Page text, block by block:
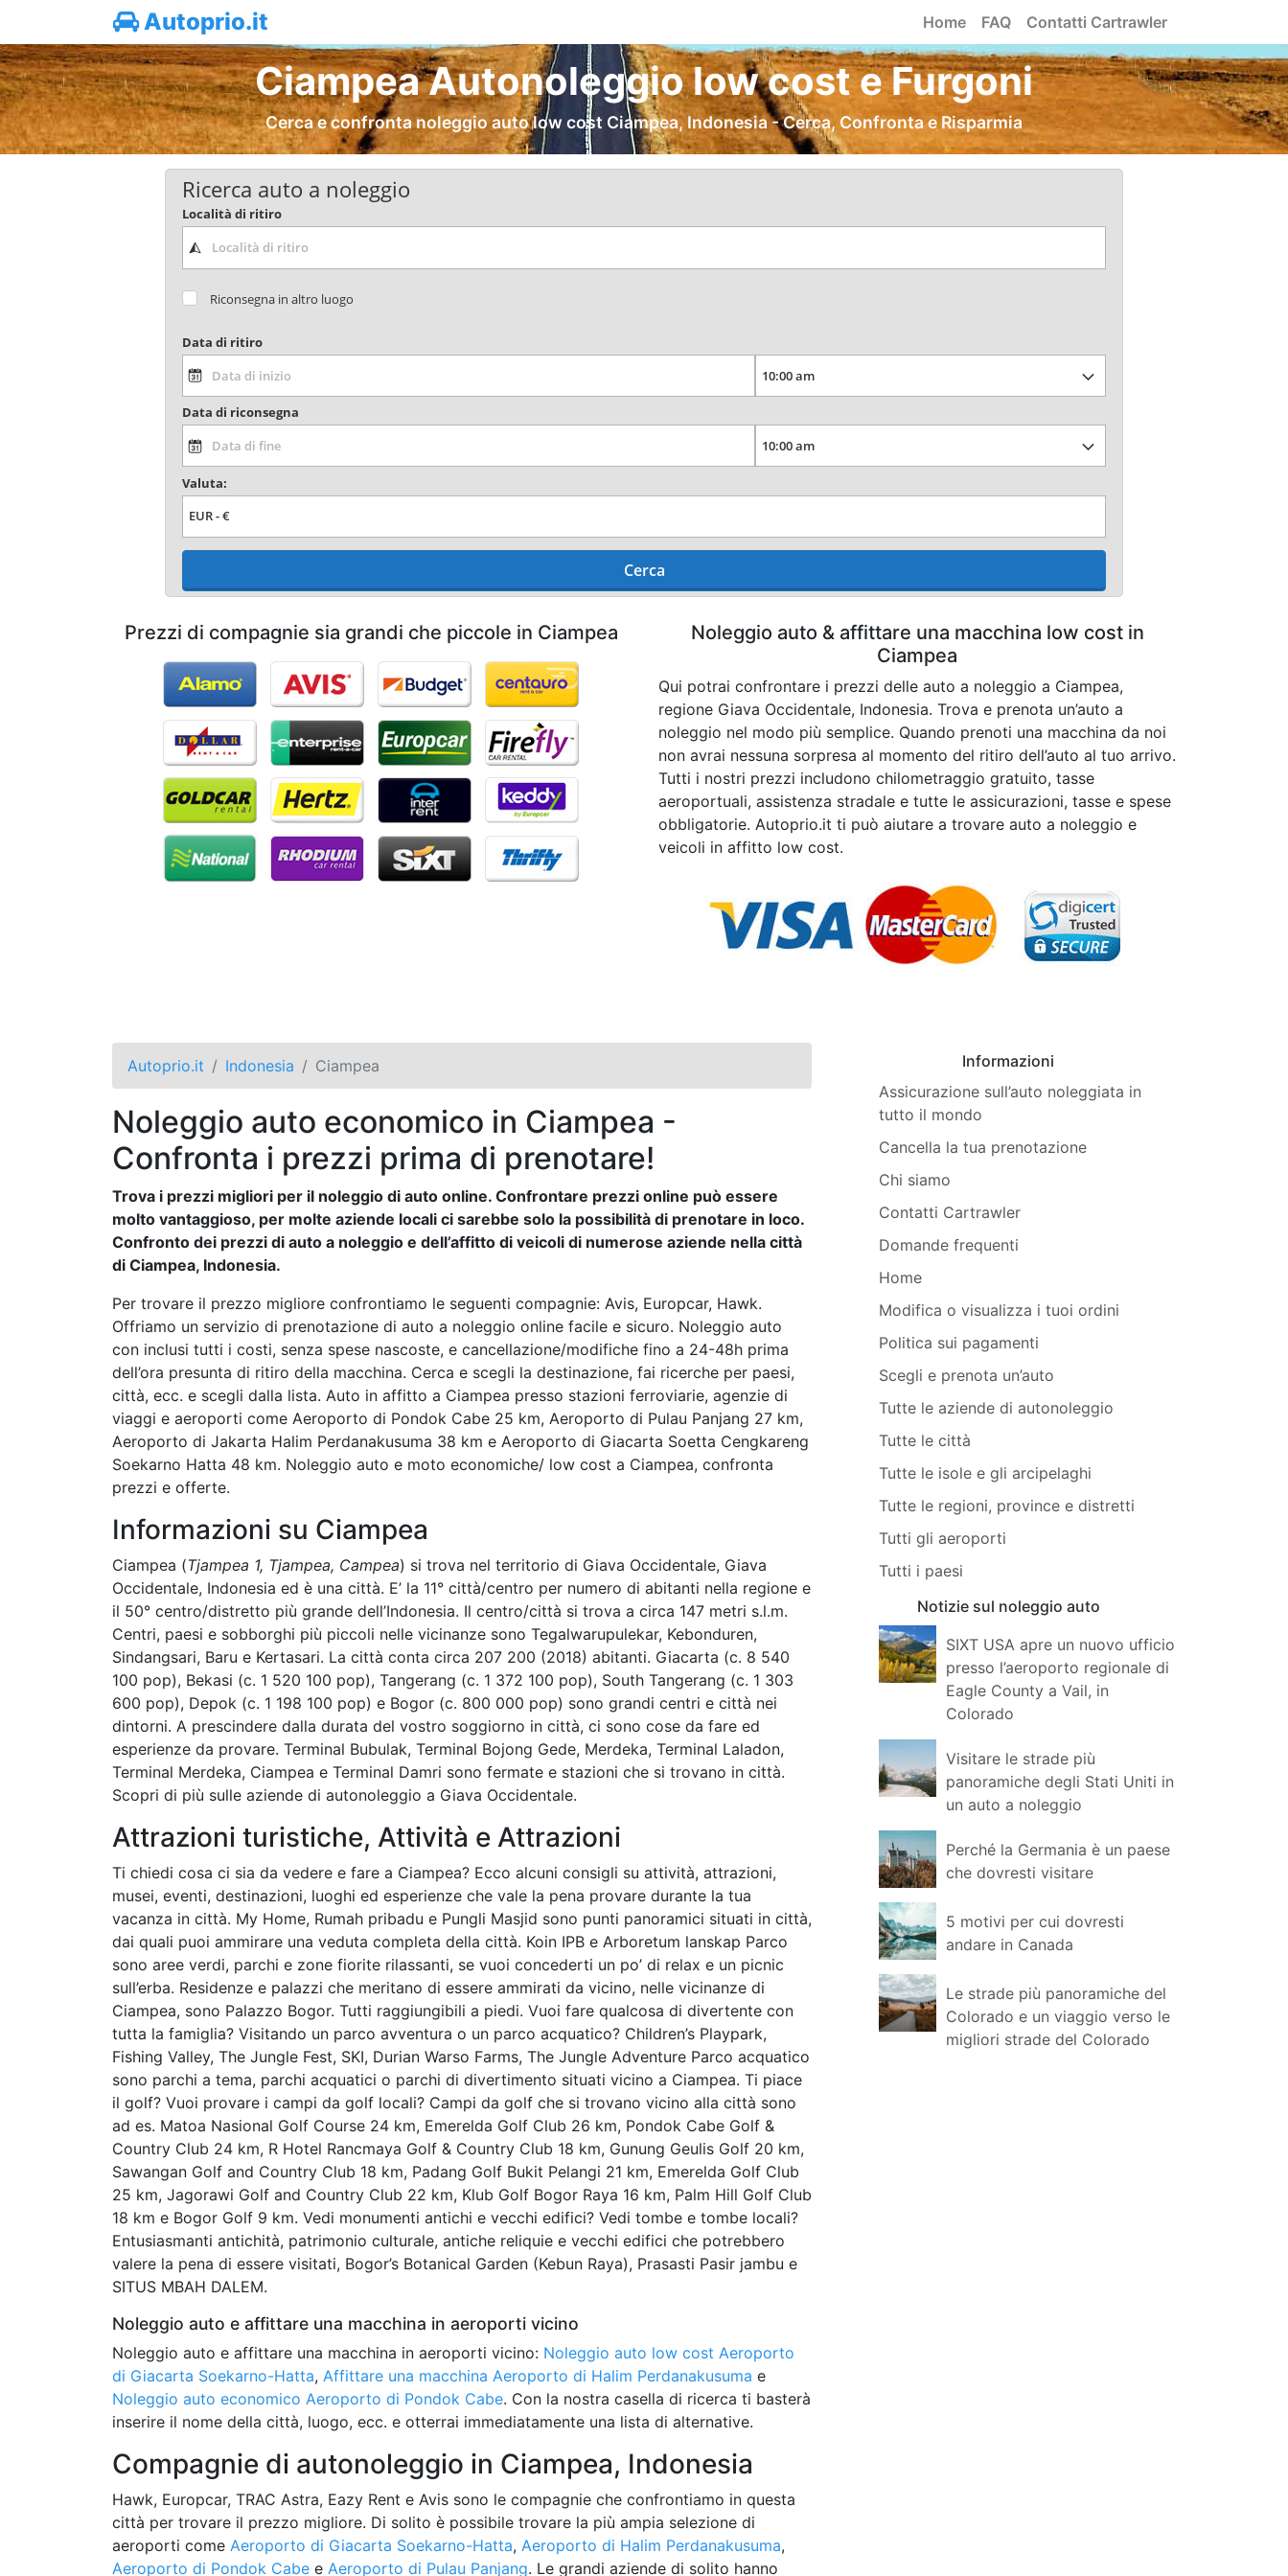
Autoprio.it Home FAQ Contatti Cartrawler
Ciampea Autonoleggio low cost e Furgoni
Cerca e confronta noleggio auto low cost Ciampea, Indonesia - Cerca, Confronta e Risparmia
Ricerca auto a noleggio
Località di ritiro
Riconsegna in altro luogo
Data di ritiro
Data di riconsegna
Valuta:
Cerca
Prezzi di compagnie sia grandi che piccole in Ciampea
Noleggio auto & affittare una macchina low cost in
Ciampea
Qui potrai confrontare i prezzi delle auto a noleggio a Ciampea,
regione Giava Occidentale, Indonesia. Trova e prenota un’auto a
noleggio nel modo più semplice. Quando prenoti una macchina da noi
non avrai nessuna sorpresa al momento del ritiro dell’auto al tuo arrivo.
Tutti i nostri prezzi includono chilometraggio gratuito, tasse
aeroportuali, assistenza stradale e tutte le assicurazioni, tasse e spese
obbligatorie. Autoprio.it ti può aiutare a trovare auto a noleggio e
veicoli in affitto low cost.
Autoprio.it Indonesia Ciampea
Noleggio auto economico in Ciampea -
Confronta i prezzi prima di prenotare!
Trova i prezzi migliori per il noleggio di auto online. Confrontare prezzi online può essere
molto vantaggioso, per molte aziende locali ci sarebbe solo la possibilità di prenotare in loco.
Confronto dei prezzi di auto a noleggio e dell’affitto di veicoli di numerose aziende nella città
di Ciampea, Indonesia.
Per trovare il prezzo migliore confrontiamo le seguenti compagnie: Avis, Europcar, Hawk.
Offriamo un servizio di prenotazione di auto a noleggio online facile e sicuro. Noleggio auto
con inclusi tutti i costi, senza spese nascoste, e cancellazione/modifiche fino a 24-48h prima
dell’ora presunta di ritiro della macchina. Cerca e scegli la destinazione, fai ricerche per paesi,
città, ecc. e scegli dalla lista. Auto in affitto a Ciampea presso stazioni ferroviarie, agenzie di
viaggi e aeroporti come Aeroporto di Pondok Cabe 25 km, Aeroporto di Pulau Panjang 27 km,
Aeroporto di Jakarta Halim Perdanakusuma 38 km e Aeroporto di Giacarta Soetta Cengkareng
Soekarno Hatta 48 km. Noleggio auto e moto economiche/ low cost a Ciampea, confronta
prezzi e offerte.
Informazioni su Ciampea
Ciampea (Tjampea 1, Tjampea, Campea) si trova nel territorio di Giava Occidentale, Giava
Occidentale, Indonesia ed è una città. E’ la 11° città/centro per numero di abitanti nella regione e
il 50° centro/distretto più grande dell’Indonesia. Il centro/città si trova a circa 147 metri s.l.m.
Centri, paesi e sobborghi più piccoli nelle vicinanze sono Tegalwarupulekar, Kebonduren,
Sindangsari, Baru e Kertasari. La città conta circa 207 200 (2018) abitanti. Giacarta (c. 8 540
100 pop), Bekasi (c. 1 520 100 pop), Tangerang (c. 1 372 100 pop), South Tangerang (c. 1 303
600 pop), Depok (c. 1 198 100 pop) e Bogor (c. 800 000 pop) sono grandi centri e città nei
dintorni. A prescindere dalla durata del vostro soggiorno in città, ci sono cose da fare ed
esperienze da provare. Terminal Bubulak, Terminal Bojong Gede, Merdeka, Terminal Laladon,
Terminal Merdeka, Ciampea e Terminal Damri sono fermate e stazioni che si trovano in città.
Scopri di più sulle aziende di autonoleggio a Giava Occidentale.
Attrazioni turistiche, Attività e Attrazioni
Ti chiedi cosa ci sia da vedere e fare a Ciampea? Ecco alcuni consigli su attività, attrazioni,
musei, eventi, destinazioni, luoghi ed esperienze che vale la pena provare durante la tua
vacanza in città. My Home, Rumah pribadu e Pungli Masjid sono punti panoramici situati in città,
dai quali puoi ammirare una veduta completa della città. Koin IPB e Arboretum lanskap Parco
sono aree verdi, parchi e zone fiorite rilassanti, se vuoi concederti un po’ di relax e un picnic
sull’erba. Residenze e palazzi che meritano di essere ammirati da vicino, nelle vicinanze di
Ciampea, sono Palazzo Bogor. Tutti raggiungibili a piedi. Vuoi fare qualcosa di divertente con
tutta la famiglia? Visitando un parco avventura o un parco acquatico? Children’s Playpark,
Fishing Valley, The Jungle Fest, SKI, Durian Warso Farms, The Jungle Adventure Parco acquatico
sono parchi a tema, parchi acquatici o parchi di divertimento situati vicino a Ciampea. Ti piace
il golf? Vuoi provare i campi da golf locali? Campi da golf che si trovano vicino alla città sono
ad es. Matoa Nasional Golf Course 24 km, Emerelda Golf Club 26 km, Pondok Cabe Golf &
Country Club 24 km, R Hotel Rancmaya Golf & Country Club 18 km, Gunung Geulis Golf 20 km,
Sawangan Golf and Country Club 18 km, Padang Golf Bukit Pelangi 21 km, Emerelda Golf Club
25 km, Jagorawi Golf and Country Club 22 km, Klub Golf Bogor Raya 16 km, Palm Hill Golf Club
18 km e Bogor Golf 9 km. Vedi monumenti antichi e vecchi edifici? Vedi tombe e tombe locali?
Entusiasmanti antichità, patrimonio culturale, antiche reliquie e vecchi edifici che potrebbero
valere la pena di essere visitati, Bogor’s Botanical Garden (Kebun Raya), Prasasti Pasir jambu e
SITUS MBAH DALEM.
Noleggio auto e affittare una macchina in aeroporti vicino
Noleggio auto e affittare una macchina in aeroporti vicino: Noleggio auto low cost Aeroporto
di Giacarta Soekarno-Hatta, Affittare una macchina Aeroporto di Halim Perdanakusuma e
Noleggio auto economico Aeroporto di Pondok Cabe. Con la nostra casella di ricerca ti basterà
inserire il nome della città, luogo, ecc. e otterrai immediatamente una lista di alternative.
Compagnie di autonoleggio in Ciampea, Indonesia
Hawk, Europcar, TRAC Astra, Eazy Rent e Avis sono le compagnie che confrontiamo in questa
città per trovare il prezzo migliore. Di solito è possibile trovare la più ampia selezione di
aeroporti come Aeroporto di Giacarta Soekarno-Hatta, Aeroporto di Halim Perdanakusuma,
Aeroporto di Pondok Cabe e Aeroporto di Pulau Panjang. Le grandi aziende di solito hanno
Informazioni
Assicurazione sull’auto noleggiata in
tutto il mondo
Cancella la tua prenotazione
Chi siamo
Contatti Cartrawler
Domande frequenti
Home
Modifica o visualizza i tuoi ordini
Politica sui pagamenti
Scegli e prenota un’auto
Tutte le aziende di autonoleggio
Tutte le città
Tutte le isole e gli arcipelaghi
Tutte le regioni, province e distretti
Tutti gli aeroporti
Tutti i paesi
Notizie sul noleggio auto
SIXT USA apre un nuovo ufficio
presso l’aeroporto regionale di
Eagle County a Vail, in
Colorado
Visitare le strade più
panoramiche degli Stati Uniti in
un auto a noleggio
Perché la Germania è un paese
che dovresti visitare
5 motivi per cui dovresti
andare in Canada
Le strade più panoramiche del
Colorado e un viaggio verso le
migliori strade del Colorado